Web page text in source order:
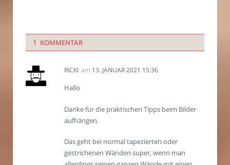
1 KOMMENTAR
RICKI am 13. JANUAR 2021 15:36
Hallo
Danke für die praktischen Tipps beim Bilder
aufhängen.
Das geht bei normal tapezierten oder
gestrichenen Wänden super, wenn man